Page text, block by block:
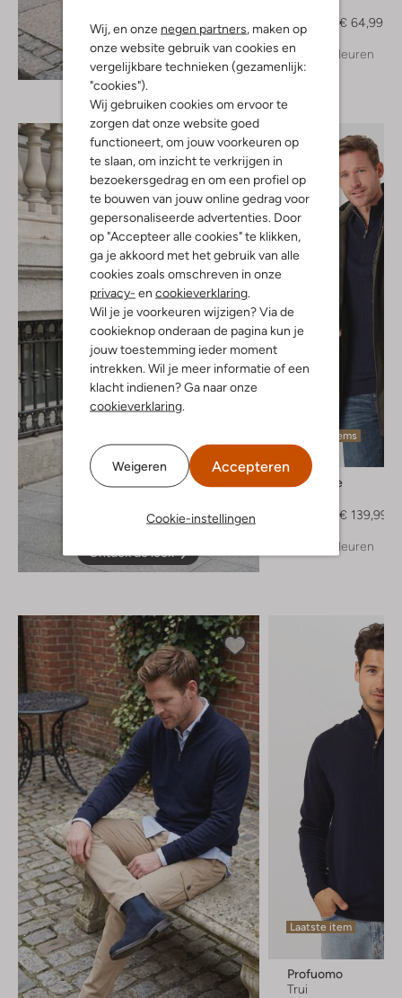
Wij, en onze negen partners, maken op
onze website gebruik van cookies en
vergelijkbare technieken (gezamenlijk:
"cookies").
Wij gebruiken cookies om ervoor te
zorgen dat onze website goed
functioneert, om jouw voorkeuren op
te slaan, om inzicht te verkrijgen in
bezoekersgedrag en om een profiel op
te bouwen van jouw online gedrag voor
gepersonaliseerde advertenties. Door
op "Accepteer alle cookies" te klikken,
ga je akkoord met het gebruik van alle
cookies zoals omschreven in onze
privacy- en cookieverklaring.
Wil je je voorkeuren wijzigen? Via de
cookieknop onderaan de pagina kun je
jouw toestemming ieder moment
intrekken. Wil je meer informatie of een
klacht indienen? Ga naar onze
cookieverklaring.
Weigeren Accepteren
Cookie-instellingen
Ontdek de look
€ 64,99
+ meer kleuren
Ontdek de look
Laatste items
-30%
Matinique
€ 139,99
+ meer kleuren
Laatste item
Profuomo
Trui